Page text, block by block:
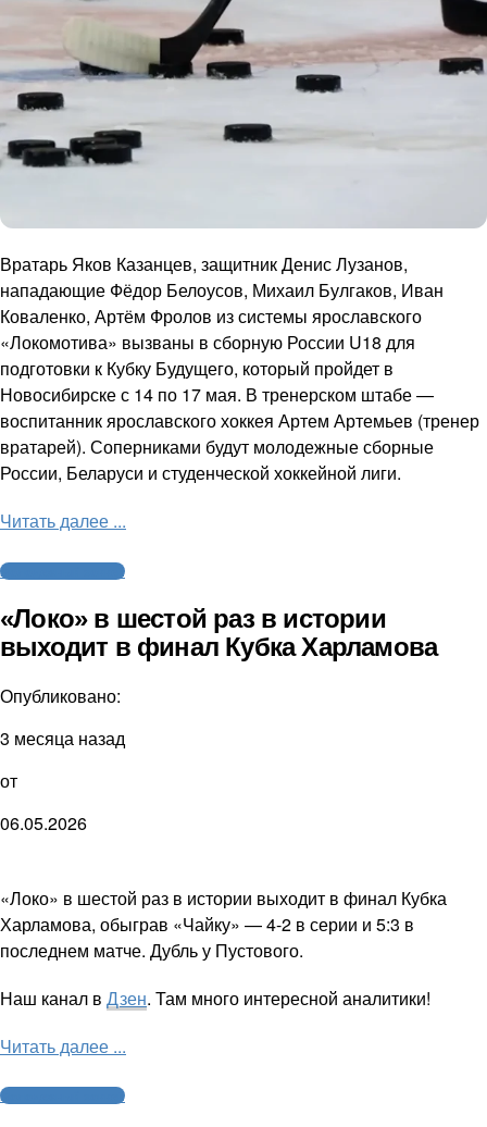
Вратарь Яков Казанцев, защитник Денис Лузанов,
нападающие Фёдор Белоусов, Михаил Булгаков, Иван
Коваленко, Артём Фролов из системы ярославского
«Локомотива» вызваны в сборную России U18 для
подготовки к Кубку Будущего, который пройдет в
Новосибирске с 14 по 17 мая. В тренерском штабе —
воспитанник ярославского хоккея Артем Артемьев (тренер
вратарей). Соперниками будут молодежные сборные
России, Беларуси и студенческой хоккейной лиги.
Читать далее ...
Молодежный хоккей
«Локо» в шестой раз в истории
выходит в финал Кубка Харламова
Опубликовано:
3 месяца назад
от
06.05.2026
«Локо» в шестой раз в истории выходит в финал Кубка
Харламова, обыграв «Чайку» — 4-2 в серии и 5:3 в
последнем матче. Дубль у Пустового.
Наш канал в Дзен. Там много интересной аналитики!
Читать далее ...
Молодежный хоккей